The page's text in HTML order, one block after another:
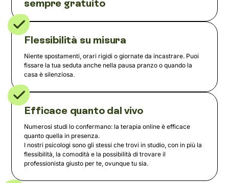
sempre gratuito
Flessibilità su misura
Niente spostamenti, orari rigidi o giornate da incastrare. Puoi
fissare la tua seduta anche nella pausa pranzo o quando la
casa è silenziosa.
Efficace quanto dal vivo
Numerosi studi lo confermano: la terapia online è efficace
quanto quella in presenza.
I nostri psicologi sono gli stessi che trovi in studio, con in più la
flessibilità, la comodità e la possibilità di trovare il
professionista giusto per te, ovunque tu sia.